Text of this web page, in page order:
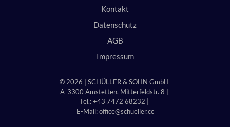
© 2026 | SCHÜLLER & SOHN GmbH
A-3300 Amstetten, Mitterfeldstr. 8 |
Tel.: +43 7472 68232 |
E-Mail:office@schueller.cc
Kontakt
Datenschutz
AGB
Impressum